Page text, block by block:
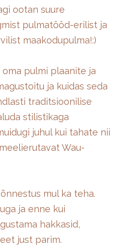
ootan suure
pulmatööd-erilist ja
maakodupulma!:)
pulmi plaanite ja
ja kuidas seda
traditsioonilise
stilistikaga
juhul kui tahate nii
Wau-
mul ka teha.
ja enne kui
hakkasid,
just parim.